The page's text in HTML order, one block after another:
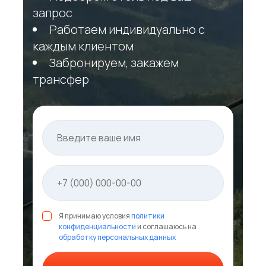
запрос
Работаем индивидуально с
каждым клиентом
Забронируем, закажем
трансфер
Я принимаю условияполитики
конфиденциальности и соглашаюсь на
обработку персональных данных